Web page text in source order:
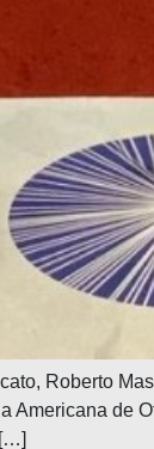
Roberto
Americana